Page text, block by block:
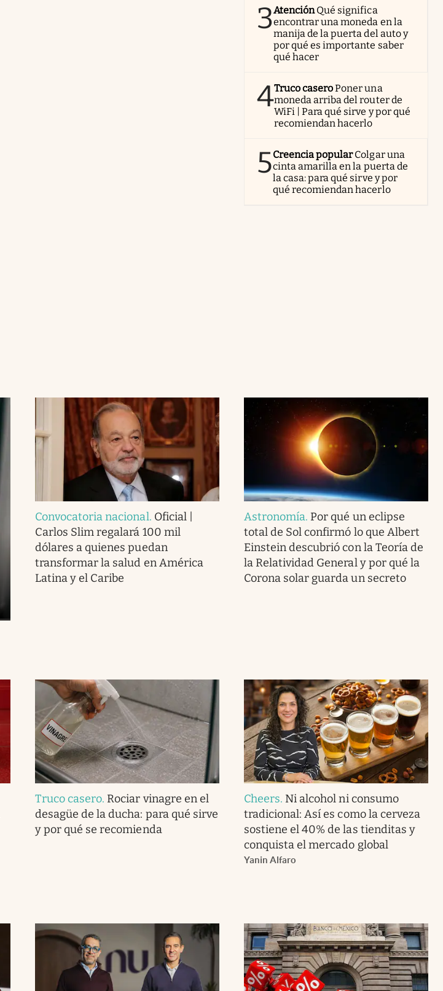
3AtenciónQué significa
encontrar una moneda en la
manija de la puerta del auto y
por qué es importante saber
qué hacer
4Truco caseroPoner una
moneda arriba del router de
WiFi | Para qué sirve y por qué
recomiendan hacerlo
5Creencia popularColgar una
cinta amarilla en la puerta de
la casa: para qué sirve y por
qué recomiendan hacerlo
Convocatoria nacional. Oficial |
Carlos Slim regalará 100 mil
dólares a quienes puedan
transformar la salud en América
Latina y el Caribe
Astronomía. Por qué un eclipse
total de Sol confirmó lo que Albert
Einstein descubrió con la Teoría de
la Relatividad General y por qué la
Corona solar guarda un secreto
Truco casero. Rociar vinagre en el
desagüe de la ducha: para qué sirve
y por qué se recomienda
Cheers. Ni alcohol ni consumo
tradicional: Así es como la cerveza
sostiene el 40% de las tienditas y
conquista el mercado global
Yanin Alfaro